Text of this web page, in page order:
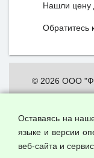
Нашли цену
Обратитесь
© 2026 ООО
Оставаясь на
языке и версии
веб-сайта и